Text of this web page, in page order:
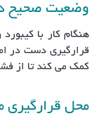
وضعیت صحیح
هنگام کار با
قرارگیری دست در
کمک می کند تا از
محل قرارگیری